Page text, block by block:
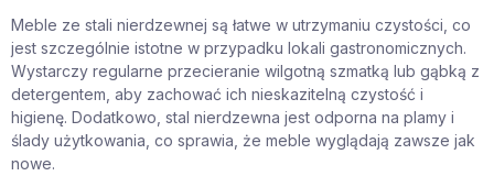
Meble ze stali nierdzewnej są łatwe w utrzymaniu czystości, co
jest szczególnie istotne w przypadku lokali gastronomicznych.
Wystarczy regularne przecieranie wilgotną szmatką lub gąbką z
detergentem, aby zachować ich nieskazitelną czystość i
higienę. Dodatkowo, stal nierdzewna jest odporna na plamy i
ślady użytkowania, co sprawia, że meble wyglądają zawsze jak
nowe.